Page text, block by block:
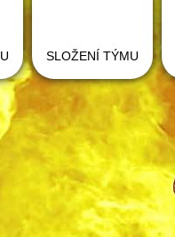
SLOŽENÍ TÝMU